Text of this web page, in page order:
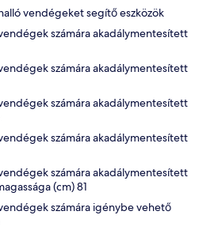
vendégeket segítő eszközök
számára akadálymentesített
számára akadálymentesített
számára akadálymentesített
számára akadálymentesített
számára akadálymentesített
(cm) 81
számára igénybe vehető